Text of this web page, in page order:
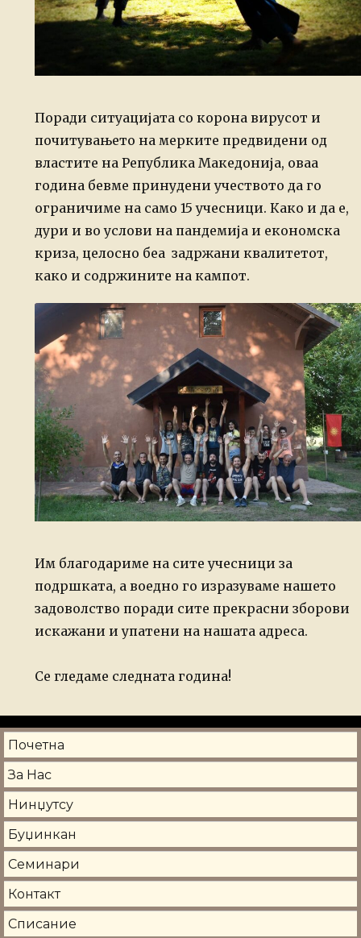
Поради ситуацијата со корона вирусот и
почитувањето на мерките предвидени од
властите на Република Македонија, оваа
година бевме принудени учеството да го
ограничиме на само 15 учесници. Како и да е,
дури и во услови на пандемија и економска
криза, целосно беа задржани квалитетот,
како и содржините на кампот.
Им благодариме на сите учесници за
подршката, а воедно го изразуваме нашето
задоволство поради сите прекрасни зборови
искажани и упатени на нашата адреса.
Се гледаме следната година!
Почетна
За Нас
Нинџутсу
Буџинкан
Семинари
Контакт
Списание